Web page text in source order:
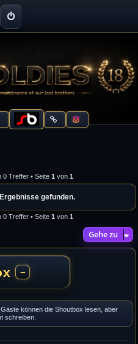
0 Treffer • Seite1 von1
gefunden.
0 Treffer • Seite1 von1
Gehe zu
−
können die Shoutbox lesen, aber
schreiben.